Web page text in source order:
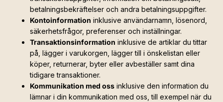
betalningsbekräftelser och andra betalningsuppgifter.
Kontoinformation inklusive användarnamn, lösenord,
säkerhetsfrågor, preferenser och inställningar.
Transaktionsinformation inklusive de artiklar du tittar
på, lägger i varukorgen, lägger till i önskelistan eller
köper, returnerar, byter eller avbeställer samt dina
tidigare transaktioner.
Kommunikation med oss inklusive den information du
lämnar i din kommunikation med oss, till exempel när du